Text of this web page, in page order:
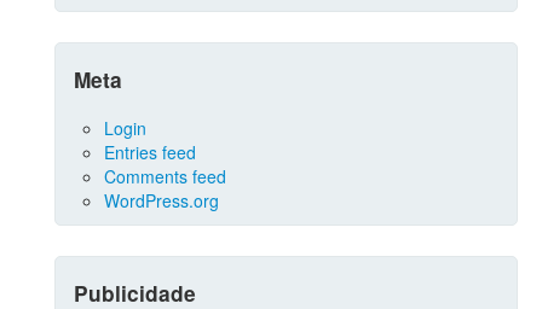
Meta
Login
Entries feed
Comments feed
WordPress.org
Publicidade